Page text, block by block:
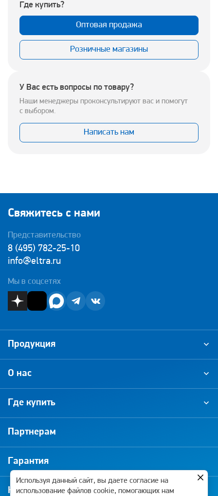
Где купить?
Оптовая продажа
Розничные магазины
У Вас есть вопросы по товару?
Наши менеджеры проконсультируют вас и помогут
с выбором.
Написать нам
Свяжитесь с нами
Представительство
8 (495) 782-25-10
info@eltra.ru
Мы в соцсетях
О нас
Где купить
Партнерам
Гарантия
Новости и акции
Продукция
Используя данный сайт, вы даете согласие на
использование файлов cookie, помогающих нам